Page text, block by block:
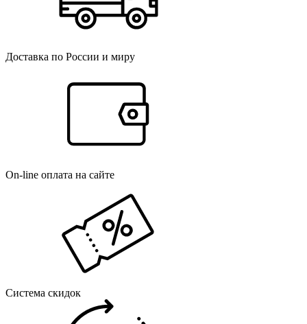
Доставка по России и миру
On-line оплата на сайте
Система скидок